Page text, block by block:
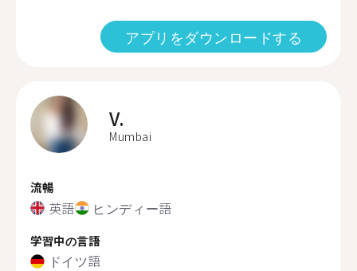
アプリをダウンロードする
V.
Mumbai
流暢
英語 ヒンディー語
学習中の言語
ドイツ語